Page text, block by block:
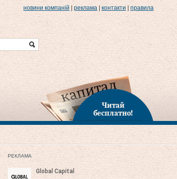
новини компаній реклама контакти правила
Читай
бесплатно!
РЕКЛАМА